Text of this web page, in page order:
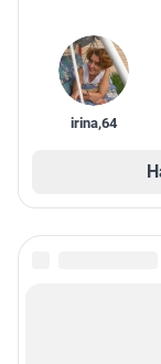
irina,64